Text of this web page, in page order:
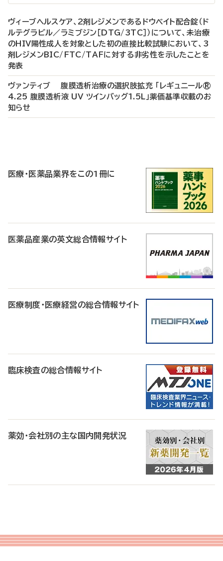
ヴィーブヘルスケア、2剤レジメンであるドウベイト配合錠（ド
ルテグラビル／ラミブジン［DTG/3TC］）について、未治療
のHIV陽性成人を対象とした初の直接比較試験において、3
剤レジメンBIC/FTC/TAFに対する非劣性を示したことを
発表
ヴァンティブ 腹膜透析治療の選択肢拡充 「レギュニール®
4.25 腹膜透析液 UV ツインバッグ1.5L」薬価基準収載のお
知らせ
医療・医薬品業界をこの1冊に
医薬品産業の英文総合情報サイト
医療制度・医療経営の総合情報サイト
臨床検査の総合情報サイト
薬効・会社別の主な国内開発状況